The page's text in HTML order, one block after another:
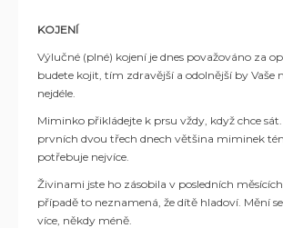
KOJENÍ
Výlučné (plné) kojení je dnes považováno za
budete kojit, tím zdravější a odolnější by
nejdéle.
Miminko přikládejte k prsu vždy, když chce
prvních dvou třech dnech většina miminek
potřebuje nejvíce.
Živinami jste ho zásobila v posledních
případě to neznamená, že dítě hladoví. Mění
více, někdy méně.